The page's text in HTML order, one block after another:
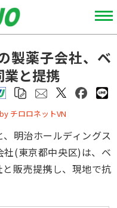
製薬子会社、ベ
業と提携
チロロネットVN
明治ホールディングス
(東京都中央区)は、ベ
販売提携し、現地で抗